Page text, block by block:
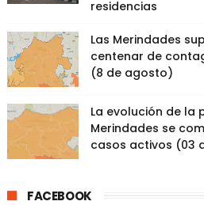
residencias
Las Merindades
centenar de
(8 de agosto)
La evolución de la
Merindades se
casos activos (03
FACEBOOK